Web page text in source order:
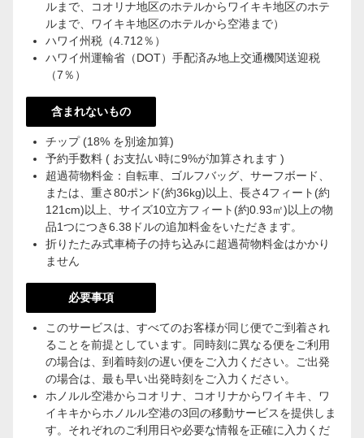
ルまで、コオリナ地区のホテルからワイキキ地区のホテ
ルまで、ワイキキ地区のホテルから空港まで）
ハワイ州税（4.712％）
ハワイ州運輸省（DOT）手配済み地上交通機関送迎税
（7％）
含まれないもの
チップ (18% を別途加算)
予約手数料 ( お支払い時に9%が加算されます )
超過荷物料金：自転車、ゴルフバッグ、サーフボード、
または、重さ80ポンド(約36kg)以上、長さ4フィート(約
121cm)以上、サイズ10立方フィート(約0.93㎡)以上の物
品1つにつき6.38ドルの追加料金をいただきます。
折りたたみ式車椅子の持ち込みに超過荷物料金はかかり
ません
必要事項
このサービスは、すべてのお客様が同じ便でご到着され
ることを前提としています。同時刻に異なる便をご利用
の場合は、到着時刻の遅い便をご入力ください。ご出発
の場合は、最も早い出発時刻をご入力ください。
ホノルル空港からコオリナ、コオリナからワイキキ、ワ
イキキからホノルル空港の3回の移動サービスを提供しま
す。それぞれのご利用日や必要な情報を正確に入力くだ